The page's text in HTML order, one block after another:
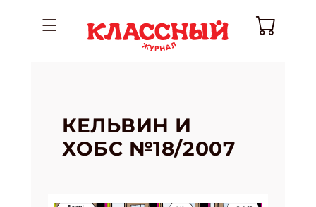
КЕЛЬВИН И
ХОБС №18/2007